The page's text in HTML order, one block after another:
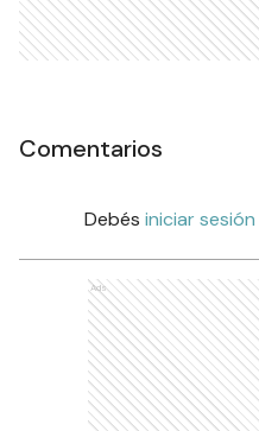
Comentarios
Debés iniciar sesión
Ads